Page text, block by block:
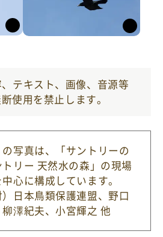
テキスト、画像、音源等
使用を禁止します。
の写真は、「サントリーの
リー 天然水の森」の現場
心に構成しています。
日本鳥類保護連盟、野口
澤紀夫、小宮輝之 他